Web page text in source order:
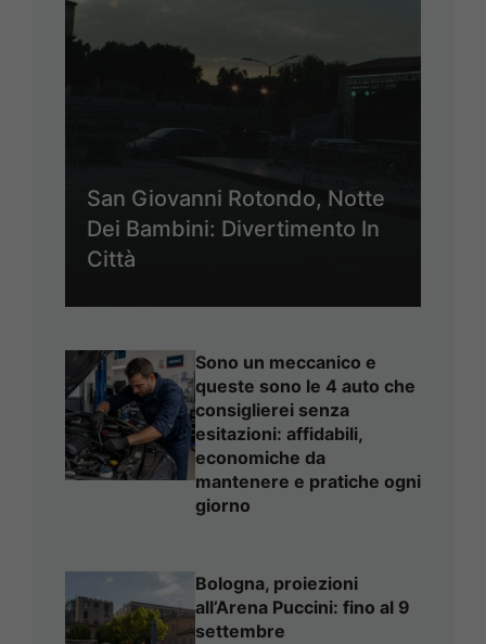
San Giovanni Rotondo, Notte
Dei Bambini: Divertimento In
Città
Sono un meccanico e
queste sono le 4 auto che
consiglierei senza
esitazioni: affidabili,
economiche da
mantenere e pratiche ogni
giorno
Bologna, proiezioni
all’Arena Puccini: fino al 9
settembre